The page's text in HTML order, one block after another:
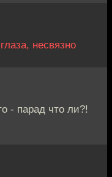
несвязно
- парад что ли?!